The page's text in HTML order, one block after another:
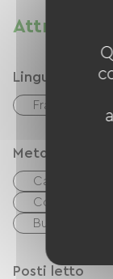
Lingue
Français
Metodi di
Carta di
Controlli
Buoni
Posti letto